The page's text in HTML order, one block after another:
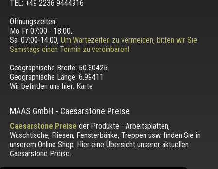
TEL: +49 2236 9444916
Öffnungszeiten:
Mo-Fr 07:00 - 18:00,
Sa: 07:00-14:00, Um Wartezeiten zu vermeiden, bitten wir Sie
Samstags einen Termin zu vereinbaren!
Geographische Breite: 50.80425
Geographische Länge: 6.99411
Wir befinden uns hier: Karte
MAAS GmbH - Caesarstone Preise
Caesarstone Preise der Produkte - Arbeitsplatten,
Waschtische, Fliesen, Fensterbänke, Treppen usw. finden Sie in
unserem Online Shop. Hier eine Übersicht unserer aktuellen
Caesarstone Preise.